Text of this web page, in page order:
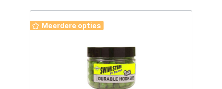
Meerdere opties